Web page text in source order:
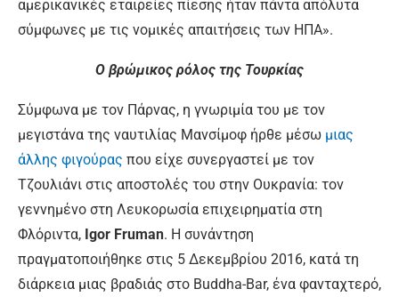
αμερικανικές εταιρείες πίεσης ήταν πάντα απόλυτα
σύμφωνες με τις νομικές απαιτήσεις των ΗΠΑ».
Ο βρώμικος ρόλος της Τουρκίας
Σύμφωνα με τον Πάρνας, η γνωριμία του με τον
μεγιστάνα της ναυτιλίας Μανσίμοφ ήρθε μέσω μιας
άλλης φιγούρας που είχε συνεργαστεί με τον
Τζουλιάνι στις αποστολές του στην Ουκρανία: τον
γεννημένο στη Λευκορωσία επιχειρηματία στη
Φλόριντα, Igor Fruman. Η συνάντηση
πραγματοποιήθηκε στις 5 Δεκεμβρίου 2016, κατά τη
διάρκεια μιας βραδιάς στο Buddha-Bar, ένα φανταχτερό,